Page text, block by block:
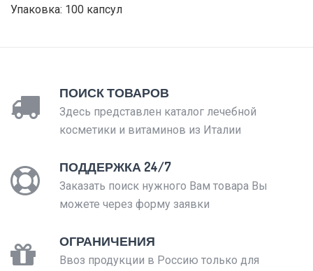
Упаковка: 100 капсул
ПОИСК ТОВАРОВ
Здесь представлен каталог лечебной
косметики и витаминов из Италии
ПОДДЕРЖКА 24/7
Заказать поиск нужного Вам товара Вы
можете через форму заявки
ОГРАНИЧЕНИЯ
Ввоз продукции в Россию только для